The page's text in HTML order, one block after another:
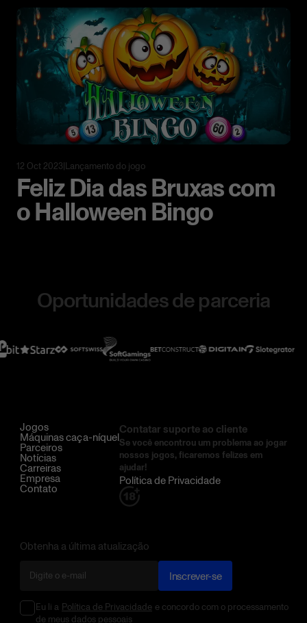
12 Oct 2023|Lançamento do jogo
Feliz Dia das Bruxas com
o Halloween Bingo
Oportunidades de parceria
Jogos
Máquinas caça-níquel
Parceiros
Notícias
Carreiras
Empresa
Contato
Contatar suporte ao cliente
Se você encontrou um problema ao jogar
nossos jogos, ficaremos felizes em
ajudar!
Política de Privacidade
Obtenha a última atualização
Inscrever-se
Eu li a Política de Privacidade e concordo com o processamento
de meus dados pessoais